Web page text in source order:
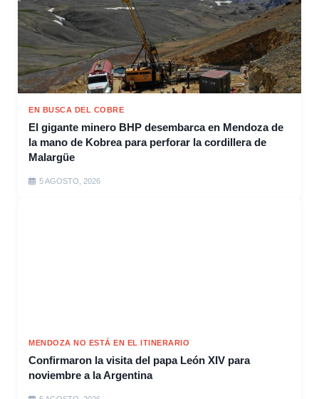
EN BUSCA DEL COBRE
El gigante minero BHP desembarca en Mendoza de
la mano de Kobrea para perforar la cordillera de
Malargüe
5 AGOSTO, 2026
MENDOZA NO ESTÁ EN EL ITINERARIO
Confirmaron la visita del papa León XIV para
noviembre a la Argentina